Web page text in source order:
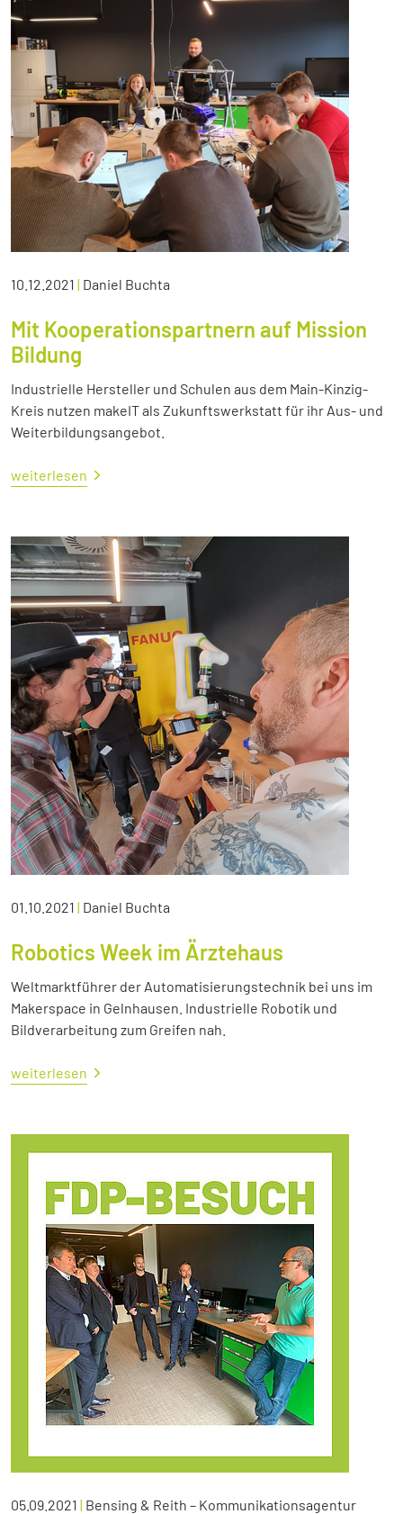
10.12.2021 | Daniel Buchta
Mit Kooperationspartnern auf Mission
Bildung
Industrielle Hersteller und Schulen aus dem Main-Kinzig-
Kreis nutzen makeIT als Zukunftswerkstatt für ihr Aus- und
Weiterbildungsangebot.
weiterlesen
01.10.2021 | Daniel Buchta
Robotics Week im Ärztehaus
Weltmarktführer der Automatisierungstechnik bei uns im
Makerspace in Gelnhausen. Industrielle Robotik und
Bildverarbeitung zum Greifen nah.
weiterlesen
05.09.2021 | Bensing & Reith – Kommunikationsagentur